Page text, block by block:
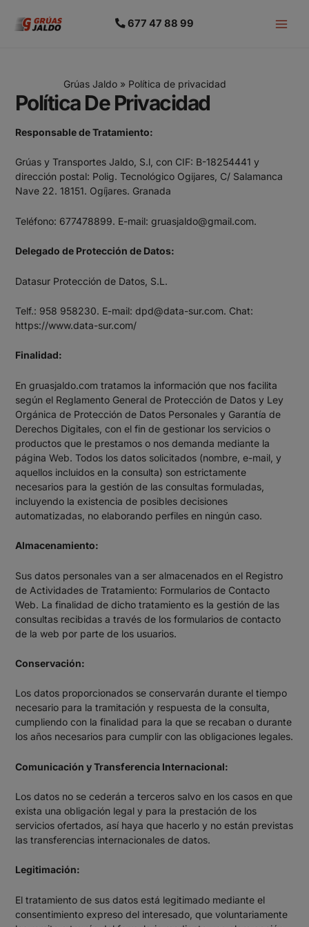
677 47 88 99
Grúas Jaldo» Política de privacidad
Política De Privacidad
Responsable de Tratamiento:
Grúas y Transportes Jaldo, S.l, con CIF: B-18254441 y
dirección postal: Polig. Tecnológico Ogijares, C/ Salamanca
Nave 22. 18151. Ogíjares. Granada
Teléfono: 677478899. E-mail: gruasjaldo@gmail.com.
Delegado de Protección de Datos:
Datasur Protección de Datos, S.L.
Telf.: 958 958230. E-mail: dpd@data-sur.com. Chat:
https://www.data-sur.com/
Finalidad:
En gruasjaldo.com tratamos la información que nos facilita
según el Reglamento General de Protección de Datos y Ley
Orgánica de Protección de Datos Personales y Garantía de
Derechos Digitales, con el fin de gestionar los servicios o
productos que le prestamos o nos demanda mediante la
página Web. Todos los datos solicitados (nombre, e-mail, y
aquellos incluidos en la consulta) son estrictamente
necesarios para la gestión de las consultas formuladas,
incluyendo la existencia de posibles decisiones
automatizadas, no elaborando perfiles en ningún caso.
Almacenamiento:
Sus datos personales van a ser almacenados en el Registro
de Actividades de Tratamiento: Formularios de Contacto
Web. La finalidad de dicho tratamiento es la gestión de las
consultas recibidas a través de los formularios de contacto
de la web por parte de los usuarios.
Conservación:
Los datos proporcionados se conservarán durante el tiempo
necesario para la tramitación y respuesta de la consulta,
cumpliendo con la finalidad para la que se recaban o durante
los años necesarios para cumplir con las obligaciones legales.
Comunicación y Transferencia Internacional:
Los datos no se cederán a terceros salvo en los casos en que
exista una obligación legal y para la prestación de los
servicios ofertados, así haya que hacerlo y no están previstas
las transferencias internacionales de datos.
Legitimación:
El tratamiento de sus datos está legitimado mediante el
consentimiento expreso del interesado, que voluntariamente